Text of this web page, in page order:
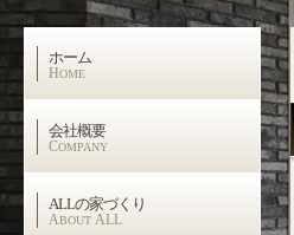
ホーム
HOME
会社概要
COMPANY
ALLの家づくり
ABOUT ALL